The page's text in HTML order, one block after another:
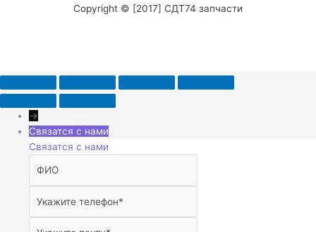
Copyright © [2017] СДТ74 запчасти
→
Связатся с нами
Связатся с нами